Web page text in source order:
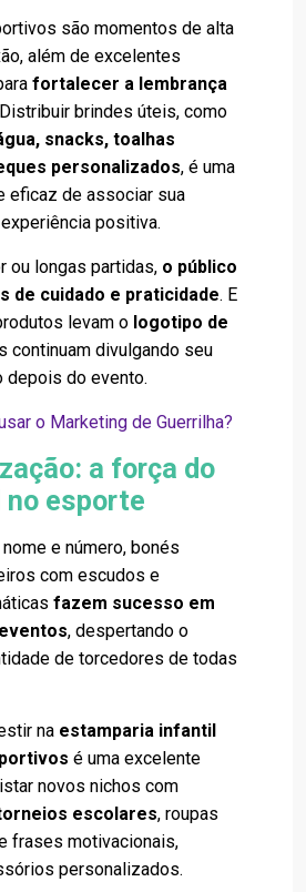
são momentos de alta
além de excelentes
fortalecer a lembrança
brindes úteis, como
snacks, toalhas
personalizados, é uma
eficaz de associar sua
positiva.
ou longas partidas, o público
de cuidado e praticidade. E
levam o logotipo de
continuam divulgando seu
depois do evento.
o Marketing de Guerrilha?
a força do
esporte
e número, bonés
com escudos e
fazem sucesso em
, despertando o
de torcedores de todas
na estamparia infantil
é uma excelente
novos nichos com
escolares, roupas
frases motivacionais,
personalizados.